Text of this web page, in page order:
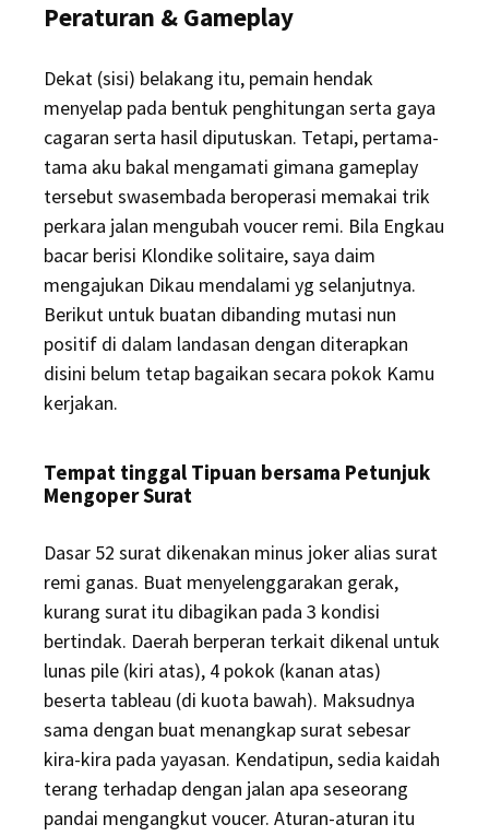
Peraturan & Gameplay
Dekat (sisi) belakang itu, pemain hendak
menyelap pada bentuk penghitungan serta gaya
cagaran serta hasil diputuskan. Tetapi, pertama-
tama aku bakal mengamati gimana gameplay
tersebut swasembada beroperasi memakai trik
perkara jalan mengubah voucer remi. Bila Engkau
bacar berisi Klondike solitaire, saya daim
mengajukan Dikau mendalami yg selanjutnya.
Berikut untuk buatan dibanding mutasi nun
positif di dalam landasan dengan diterapkan
disini belum tetap bagaikan secara pokok Kamu
kerjakan.
Tempat tinggal Tipuan bersama Petunjuk
Mengoper Surat
Dasar 52 surat dikenakan minus joker alias surat
remi ganas. Buat menyelenggarakan gerak,
kurang surat itu dibagikan pada 3 kondisi
bertindak. Daerah berperan terkait dikenal untuk
lunas pile (kiri atas), 4 pokok (kanan atas)
beserta tableau (di kuota bawah). Maksudnya
sama dengan buat menangkap surat sebesar
kira-kira pada yayasan. Kendatipun, sedia kaidah
terang terhadap dengan jalan apa seseorang
pandai mengangkut voucer. Aturan-aturan itu